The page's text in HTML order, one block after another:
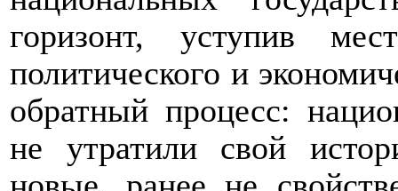
горизонт, уступив
политического и
обратный процесс:
не утратили свой